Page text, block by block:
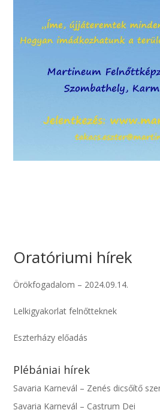
Oratóriumi hírek
Örökfogadalom – 2024.09.14.
Lelkigyakorlat felnőtteknek
Eszterházy előadás
Plébániai hírek
Savaria Karnevál – Zenés dicsőítő
Savaria Karnevál – Castrum Dei